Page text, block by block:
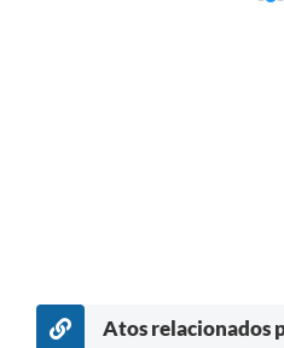
Atos relacionados